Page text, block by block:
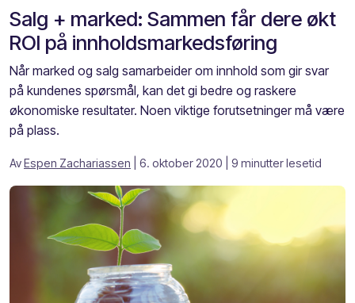
Salg + marked: Sammen får dere økt
ROI på innholdsmarkedsføring
Når marked og salg samarbeider om innhold som gir svar
på kundenes spørsmål, kan det gi bedre og raskere
økonomiske resultater. Noen viktige forutsetninger må være
på plass.
AvEspen Zachariassen | 6. oktober 2020 | 9 minutter lesetid